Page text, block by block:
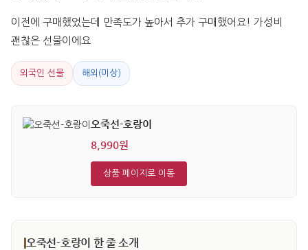
이전에 구매했었는데 만족도가 높아서 추가 구매했어요! 가성비
괜찮은 선물이에요
외국인 선물 해외(미상)
오죽선-호랑이
8,990원
상품 페이지로 이동
오죽선-호랑이 한 줄 소개